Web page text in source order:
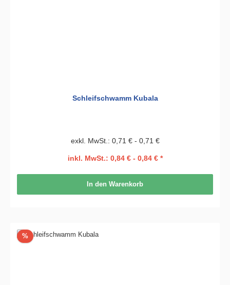
Schleifschwamm Kubala
exkl. MwSt.: 0,71 € - 0,71 €
inkl. MwSt.: 0,84 € - 0,84 € *
In den Warenkorb
%Rabatt